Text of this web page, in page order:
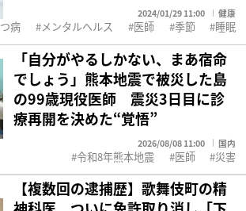
2024/01/29 11:00 健康
病 メンタルヘルス 医師 季節 睡眠
「自分がやるしかない、まあ宿命
でしょう」熊本地震で被災した島
の99歳現役医師 震災3日目に診
療再開を決めた“覚悟”
2026/08/08 11:00 国内
令和8年熊本地震 医師 災害
【複数回の逮捕歴】歌舞伎町の精